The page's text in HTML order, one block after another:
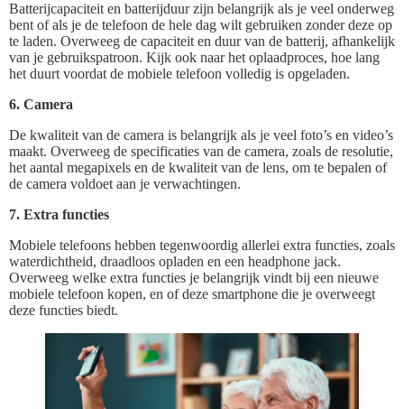
Batterijcapaciteit en batterijduur zijn belangrijk als je veel onderweg
bent of als je de telefoon de hele dag wilt gebruiken zonder deze op
te laden. Overweeg de capaciteit en duur van de batterij, afhankelijk
van je gebruikspatroon. Kijk ook naar het oplaadproces, hoe lang
het duurt voordat de mobiele telefoon volledig is opgeladen.
6. Camera
De kwaliteit van de camera is belangrijk als je veel foto’s en video’s
maakt. Overweeg de specificaties van de camera, zoals de resolutie,
het aantal megapixels en de kwaliteit van de lens, om te bepalen of
de camera voldoet aan je verwachtingen.
7. Extra functies
Mobiele telefoons hebben tegenwoordig allerlei extra functies, zoals
waterdichtheid, draadloos opladen en een headphone jack.
Overweeg welke extra functies je belangrijk vindt bij een nieuwe
mobiele telefoon kopen, en of deze smartphone die je overweegt
deze functies biedt.